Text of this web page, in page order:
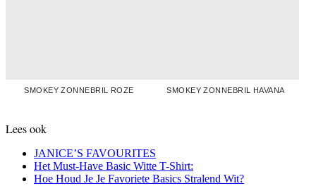
SMOKEY ZONNEBRIL ROZE SMOKEY ZONNEBRIL HAVANA
Lees ook
JANICE’S FAVOURITES
Het Must-Have Basic Witte T-Shirt:
Hoe Houd Je Je Favoriete Basics Stralend Wit?